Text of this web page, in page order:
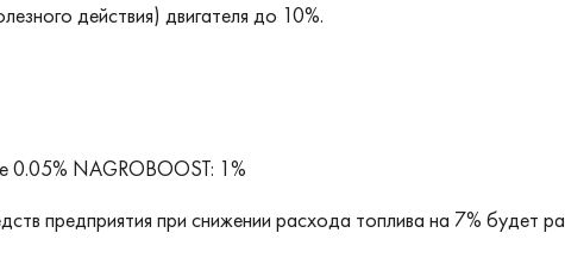
действия) двигателя до 10%.
0.05% NAGROBOOST: 1%
предприятия при снижении расхода топлива на 7% будет